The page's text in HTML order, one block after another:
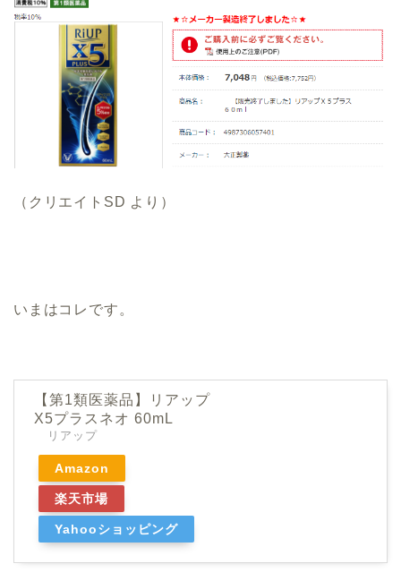
（クリエイトSD より）
いまはコレです。
【第1類医薬品】リアップ
X5プラスネオ 60mL
リアップ
Amazon
楽天市場
Yahooショッピング